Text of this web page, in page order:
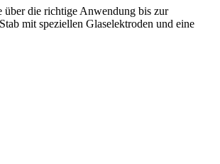
die richtige Anwendung bis zur
mit speziellen Glaselektroden und eine